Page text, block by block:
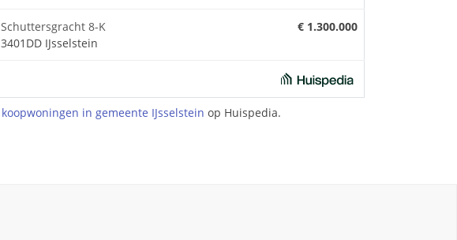
Schuttersgracht 8-K
3401DD IJsselstein
€ 1.300.000
koopwoningen in gemeente IJsselstein op Huispedia.